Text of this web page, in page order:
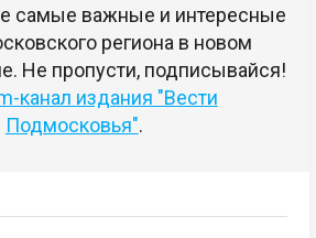
самые важные и интересные
региона в новом
Не пропусти, подписывайся!
канал издания "Вести
Подмосковья".